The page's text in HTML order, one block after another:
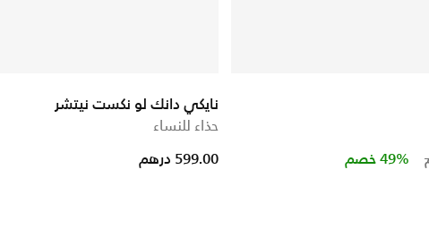
49% خصم
نايكي دانك لو نكست نيتشر
حذاء للنساء
599.00 درهم